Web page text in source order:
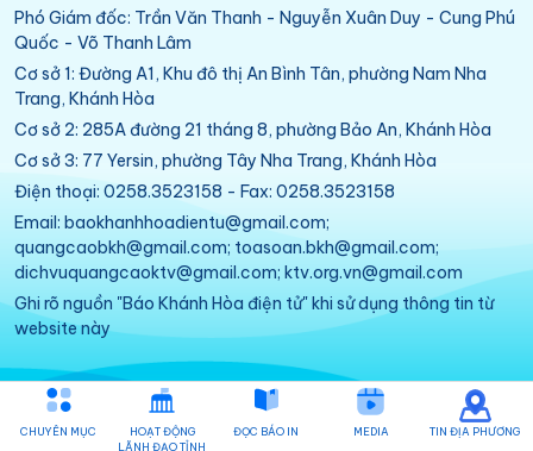
Phó Giám đốc: Trần Văn Thanh - Nguyễn Xuân Duy - Cung Phú
Quốc - Võ Thanh Lâm
Cơ sở 1: Đường A1, Khu đô thị An Bình Tân, phường Nam Nha
Trang, Khánh Hòa
Cơ sở 2: 285A đường 21 tháng 8, phường Bảo An, Khánh Hòa
Cơ sở 3: 77 Yersin, phường Tây Nha Trang, Khánh Hòa
Điện thoại: 0258.3523158 - Fax: 0258.3523158
Email: baokhanhhoadientu@gmail.com;
quangcaobkh@gmail.com; toasoan.bkh@gmail.com;
dichvuquangcaoktv@gmail.com; ktv.org.vn@gmail.com
Ghi rõ nguồn "Báo Khánh Hòa điện tử" khi sử dụng thông tin từ
website này
CHUYÊN MỤC
HOẠT ĐỘNG
LÃNH ĐẠO TỈNH
ĐỌC BÁO IN MEDIA TIN ĐỊA PHƯƠNG